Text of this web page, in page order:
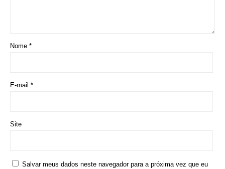
Nome *
E-mail *
Site
Salvar meus dados neste navegador para a próxima vez que eu